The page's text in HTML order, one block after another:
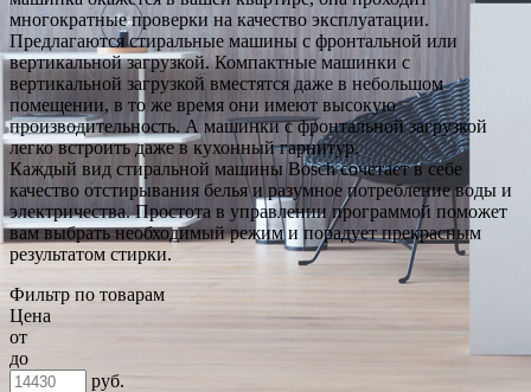
многократные проверки на качество эксплуатации.
Предлагаются стиральные машины с фронтальной или
вертикальной загрузкой. Компактные машинки с
вертикальной загрузкой вместятся даже в небольшом
помещении, в то же время они имеют высокую
производительность. А машинки с фронтальной загрузкой
легко встроить даже в кухонный гарнитур.
Каждый вид стиральной машины Bosch сочетает в себе
качество отстирывания белья и разумное потребление воды и
электричества. Простота в управлении программой поможет
вам выбрать необходимый режим и порадует прекрасным
результатом стирки.
Фильтр по товарам
Цена
от
до
руб.